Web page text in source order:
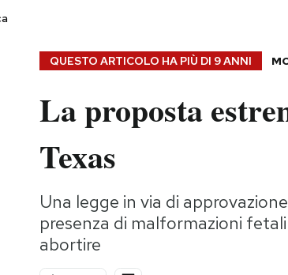
Storie/Idee
Ok Boomer!
QUESTO ARTICOLO HA PIÙ DI 9 ANNI
La proposta
Texas
Una legge in via di
presenza di malformazioni
abortire